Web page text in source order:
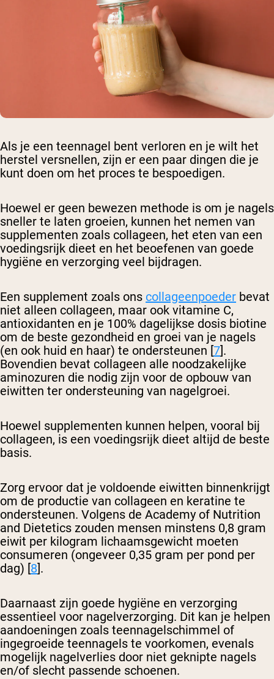
Als je een teennagel bent verloren en je wilt het
herstel versnellen, zijn er een paar dingen die je
kunt doen om het proces te bespoedigen.
Hoewel er geen bewezen methode is om je nagels
sneller te laten groeien, kunnen het nemen van
supplementen zoals collageen, het eten van een
voedingsrijk dieet en het beoefenen van goede
hygiëne en verzorging veel bijdragen.
Een supplement zoals ons collageenpoeder bevat
niet alleen collageen, maar ook vitamine C,
antioxidanten en je 100% dagelijkse dosis biotine
om de beste gezondheid en groei van je nagels
(en ook huid en haar) te ondersteunen [7].
Bovendien bevat collageen alle noodzakelijke
aminozuren die nodig zijn voor de opbouw van
eiwitten ter ondersteuning van nagelgroei.
Hoewel supplementen kunnen helpen, vooral bij
collageen, is een voedingsrijk dieet altijd de beste
basis.
Zorg ervoor dat je voldoende eiwitten binnenkrijgt
om de productie van collageen en keratine te
ondersteunen. Volgens de Academy of Nutrition
and Dietetics zouden mensen minstens 0,8 gram
eiwit per kilogram lichaamsgewicht moeten
consumeren (ongeveer 0,35 gram per pond per
dag) [8].
Daarnaast zijn goede hygiëne en verzorging
essentieel voor nagelverzorging. Dit kan je helpen
aandoeningen zoals teennagelschimmel of
ingegroeide teennagels te voorkomen, evenals
mogelijk nagelverlies door niet geknipte nagels
en/of slecht passende schoenen.